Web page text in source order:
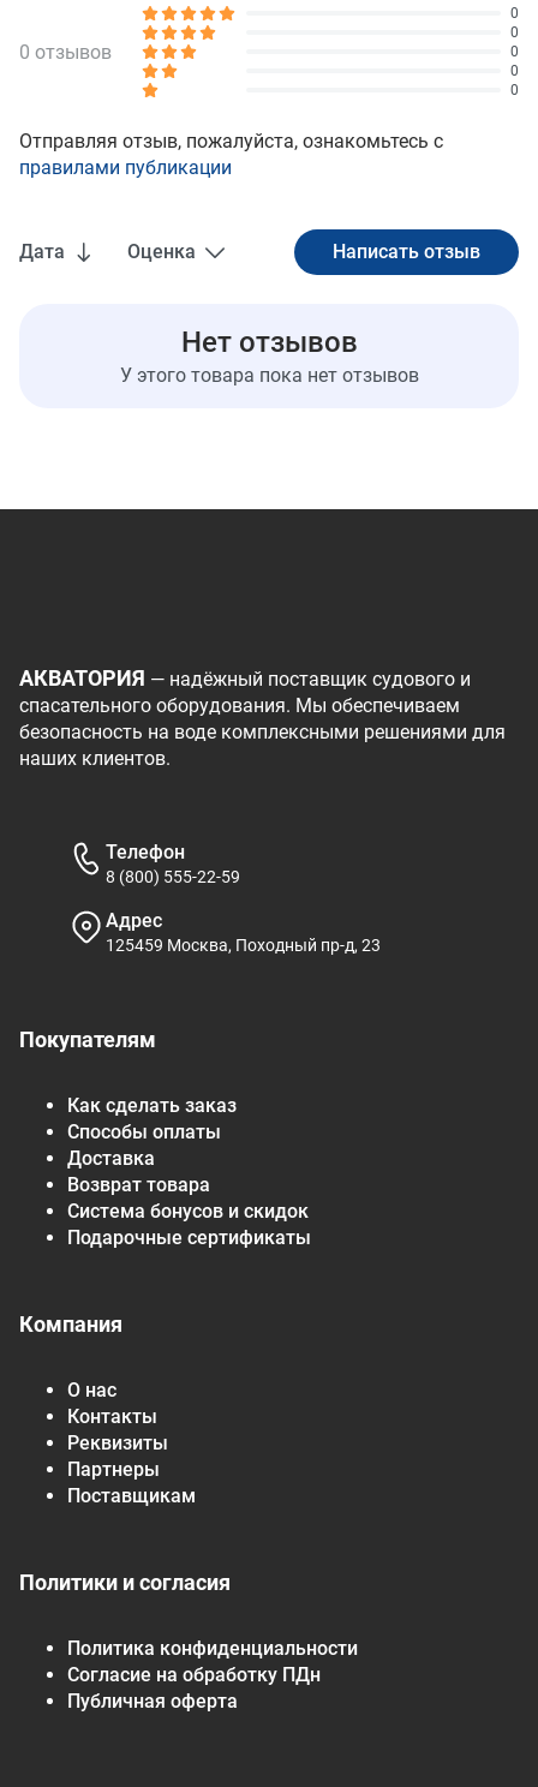
Дата Оценка
Нет отзывов
У этого товара пока нет отзывов
0 отзывов
0
0
0
0
0
Отправляя отзыв, пожалуйста, ознакомьтесь с
правилами публикации
АКВАТОРИЯ — надёжный поставщик судового и
спасательного оборудования. Мы обеспечиваем
безопасность на воде комплексными решениями для
наших клиентов.
Покупателям
Как сделать заказ
Способы оплаты
Доставка
Возврат товара
Система бонусов и скидок
Подарочные сертификаты
Компания
О нас
Контакты
Реквизиты
Партнеры
Поставщикам
Политики и согласия
Политика конфиденциальности
Согласие на обработку ПДн
Публичная оферта
Телефон
8 (800) 555-22-59
Адрес
125459 Москва, Походный пр-д, 23